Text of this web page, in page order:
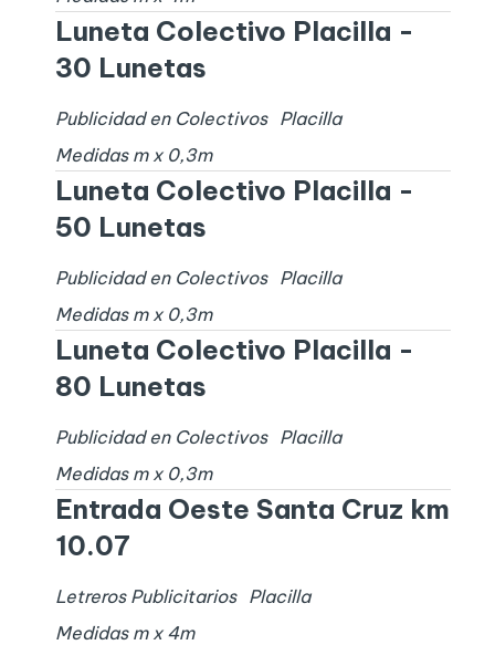
Luneta Colectivo Placilla -
30 Lunetas
Publicidad en Colectivos
Placilla
Medidas m x 0,3m
Luneta Colectivo Placilla -
50 Lunetas
Publicidad en Colectivos
Placilla
Medidas m x 0,3m
Luneta Colectivo Placilla -
80 Lunetas
Publicidad en Colectivos
Placilla
Medidas m x 0,3m
Entrada Oeste Santa Cruz km
10.07
Letreros Publicitarios
Placilla
Medidas m x 4m